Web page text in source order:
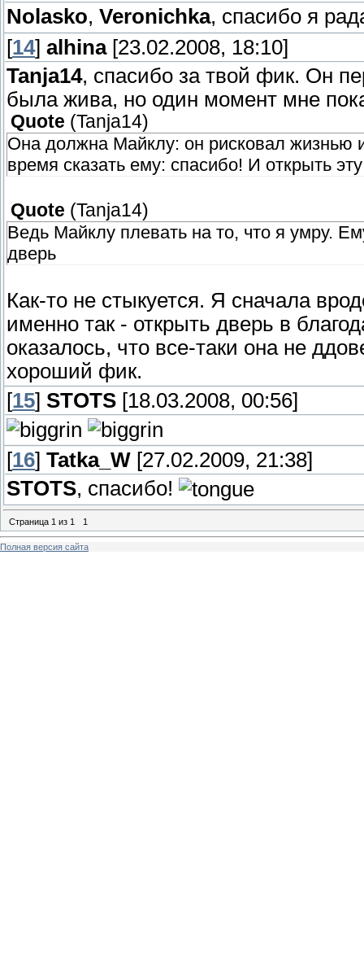
Nolasko, Veronichka, спасибо я
[14] alhina[23.02.2008, 18:10]
Tanja14, спасибо за твой фик. Он
была жива, но один момент мне
Quote (Tanja14)
Она должна Майклу: он рисковал жизнью
время сказать ему: спасибо! И открыть
Quote (Tanja14)
Ведь Майклу плевать на то, что я умру.
дверь
Как-то не стыкуется. Я сначала
именно так - открыть дверь в
оказалось, что все-таки она не
хороший фик.
[15] STOTS [18.03.2008, 00:56]
[16] Tatka_W [27.02.2009, 21:38]
STOTS, спасибо!
Страница 1 из 1 1
Полная версия сайта